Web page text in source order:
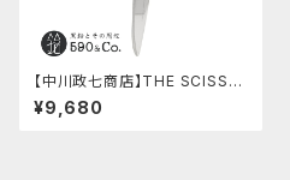
【中川政七商店】THE SCISSO
RS (ミラー)
¥9,680